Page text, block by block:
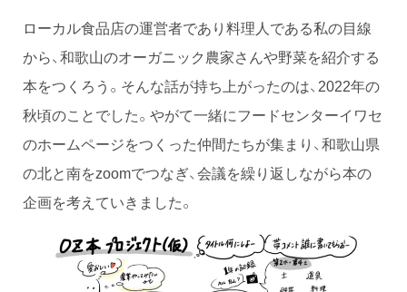
ローカル食品店の運営者であり料理人である私の目線
から、和歌山のオーガニック農家さんや野菜を紹介する
本をつくろう。そんな話が持ち上がったのは、2022年の
秋頃のことでした。やがて一緒にフードセンターイワセ
のホームページをつくった仲間たちが集まり、和歌山県
の北と南をzoomでつなぎ、会議を繰り返しながら本の
企画を考えていきました。